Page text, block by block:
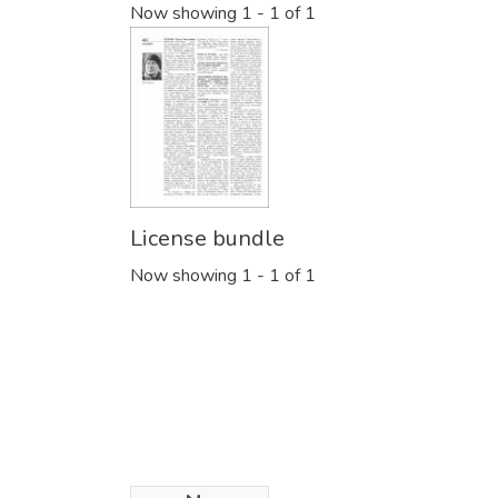
Now showing 1 - 1 of 1
License bundle
Now showing 1 - 1 of 1